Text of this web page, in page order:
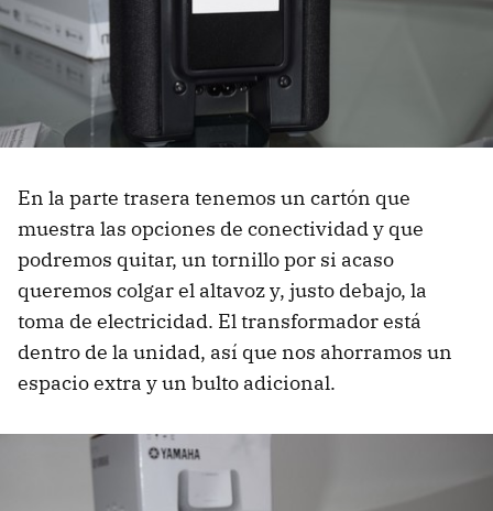
En la parte trasera tenemos un cartón que
muestra las opciones de conectividad y que
podremos quitar, un tornillo por si acaso
queremos colgar el altavoz y, justo debajo, la
toma de electricidad. El transformador está
dentro de la unidad, así que nos ahorramos un
espacio extra y un bulto adicional.